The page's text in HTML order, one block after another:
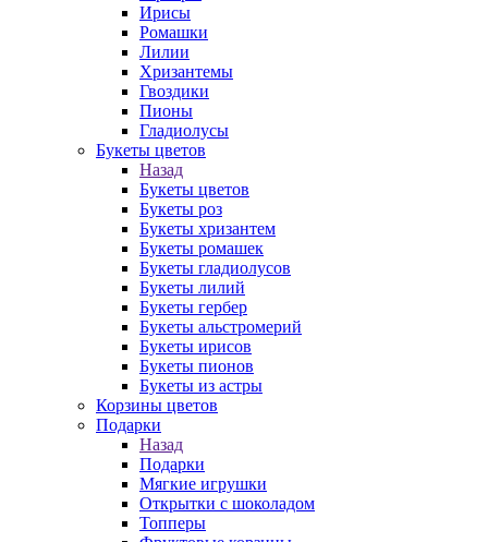
Ирисы
Ромашки
Лилии
Хризантемы
Гвоздики
Пионы
Гладиолусы
Букеты цветов
Назад
Букеты цветов
Букеты роз
Букеты хризантем
Букеты ромашек
Букеты гладиолусов
Букеты лилий
Букеты гербер
Букеты альстромерий
Букеты ирисов
Букеты пионов
Букеты из астры
Корзины цветов
Подарки
Назад
Подарки
Мягкие игрушки
Открытки с шоколадом
Топперы